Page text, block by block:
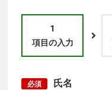
1
項目の入力
必須 氏名